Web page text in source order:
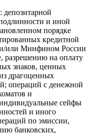
депозитарной
и иной
порядке
кредитной
или Минфином России
разрешению на оплату
знаков, ценных
драгоценных
операций с денежной
и
сейфы
и иного
по эмиссии,
банковских,